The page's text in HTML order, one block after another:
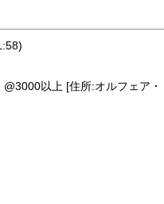
以上 [住所:オルフェア